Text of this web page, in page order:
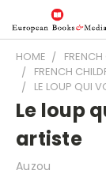
HOME
FRENCH
LE LOUP QUI
Le loup
artiste
Auzou